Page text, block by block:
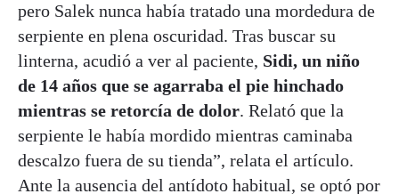
pero Salek nunca había tratado una mordedura de
serpiente en plena oscuridad. Tras buscar su
linterna, acudió a ver al paciente, Sidi, un niño
de 14 años que se agarraba el pie hinchado
mientras se retorcía de dolor. Relató que la
serpiente le había mordido mientras caminaba
descalzo fuera de su tienda”, relata el artículo.
Ante la ausencia del antídoto habitual, se optó por